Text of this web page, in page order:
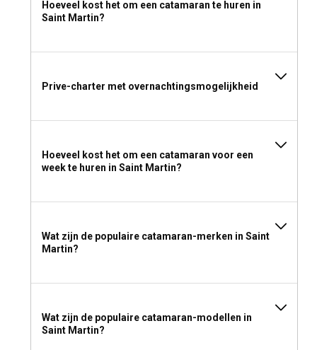
Hoeveel kost het om een catamaran te huren in
Saint Martin?
Prive-charter met overnachtingsmogelijkheid
Hoeveel kost het om een catamaran voor een
week te huren in Saint Martin?
Wat zijn de populaire catamaran-merken in Saint
Martin?
Wat zijn de populaire catamaran-modellen in
Saint Martin?